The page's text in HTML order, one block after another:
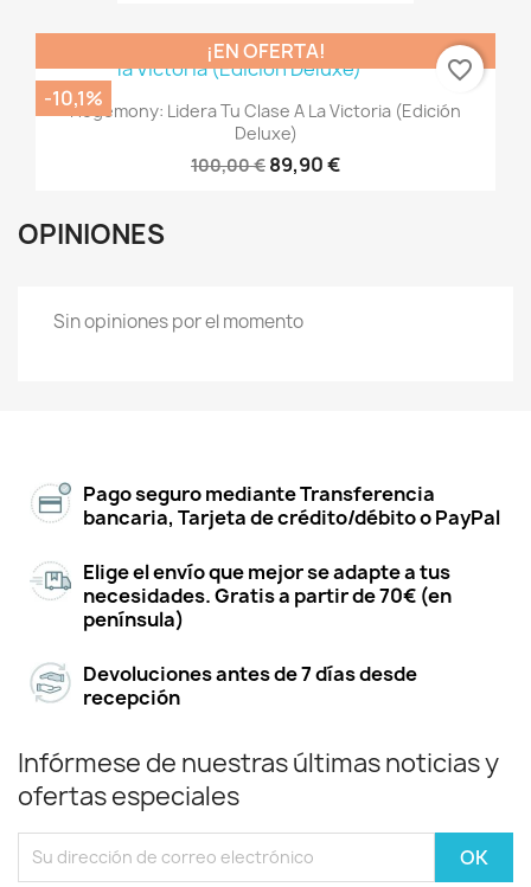
Hegemony: Lidera Tu Clase A La Victoria (Edición
Deluxe)
100,00 € 89,90 €
¡EN OFERTA!
-10,1%
favorite_border
OPINIONES
Sin opiniones por el momento
Pago seguro mediante Transferencia
bancaria, Tarjeta de crédito/débito o PayPal
Elige el envío que mejor se adapte a tus
necesidades. Gratis a partir de 70€ (en
península)
Devoluciones antes de 7 días desde
recepción
Infórmese de nuestras últimas noticias y
ofertas especiales